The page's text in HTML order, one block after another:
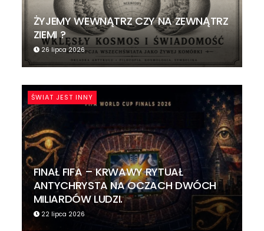
ŻYJEMY WEWNĄTRZ CZY NA ZEWNĄTRZ
ZIEMI ?
26 lipca 2026
ŚWIAT JEST INNY
FINAŁ FIFA – KRWAWY RYTUAŁ
ANTYCHRYSTA NA OCZACH DWÓCH
MILIARDÓW LUDZI.
22 lipca 2026